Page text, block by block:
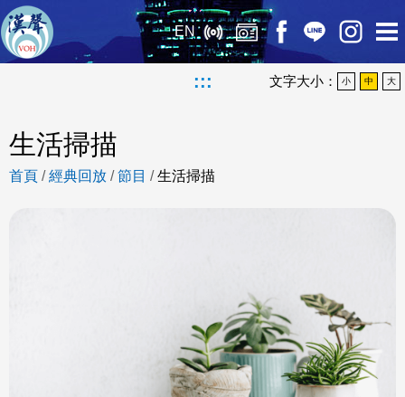
EN
::: 文字大小： 小 中 大
生活掃描
首頁 /經典回放 /節目 /生活掃描